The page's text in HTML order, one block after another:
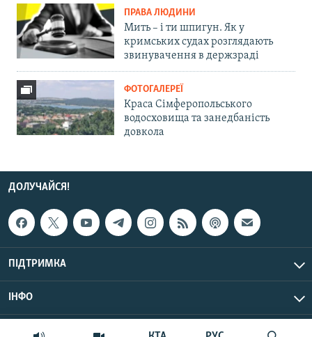
ПРАВА ЛЮДИНИ
Мить – і ти шпигун. Як у
кримських судах розглядають
звинувачення в держзраді
ФОТОГАЛЕРЕЇ
Краса Сімферопольського
водосховища та занедбаність
довкола
ДОЛУЧАЙСЯ!
ПІДТРИМКА
ІНФО
© Крим.Реалії, 2026 | Усі права застережено.